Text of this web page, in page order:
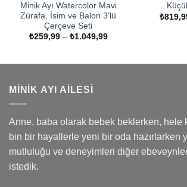
Minik Ayı Watercolor Mavi
Zürafa, İsim ve Balon 3’lü
Çerçeve Seti
₺259,99 – ₺1.049,99Fiyat
₺
MINIK AYI AILESI
Anne, baba olarak bebek beklerken, hele
bin bir hayallerle yeni bir oda hazırlarken
mutluluğu ve deneyimleri diğer
istedik.